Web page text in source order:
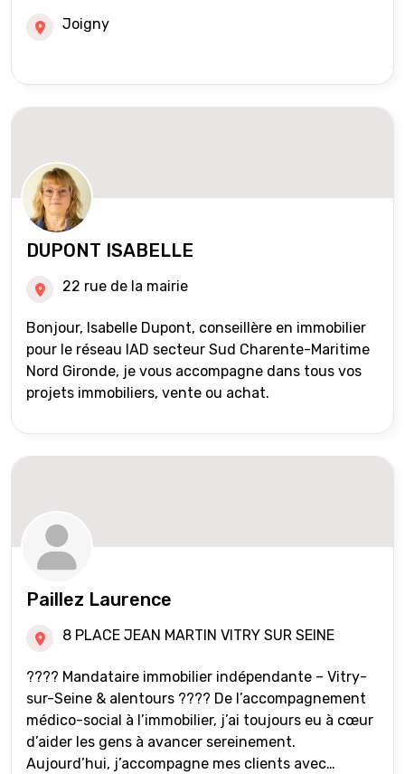
Joigny
DUPONT ISABELLE
22 rue de la mairie
Bonjour, Isabelle Dupont, conseillère en immobilier
pour le réseau IAD secteur Sud Charente-Maritime
Nord Gironde, je vous accompagne dans tous vos
projets immobiliers, vente ou achat.
Paillez Laurence
8 PLACE JEAN MARTIN VITRY SUR SEINE
???? Mandataire immobilier indépendante – Vitry-
sur-Seine & alentours ???? De l’accompagnement
médico-social à l’immobilier, j’ai toujours eu à cœur
d’aider les gens à avancer sereinement.
Aujourd’hui, j’accompagne mes clients avec